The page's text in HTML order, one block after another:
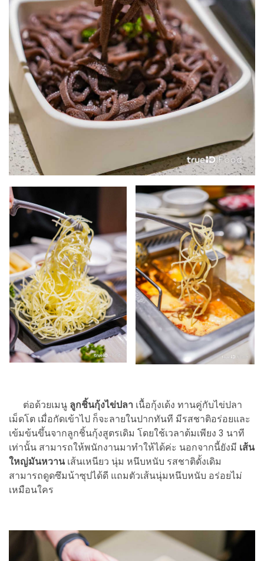
ต่อด้วยเมนู ลูกชิ้นกุ้งไข่ปลา เนื้อกุ้งเด้ง ทานคู่กับไข่ปลา
เม็ดโต เมื่อกัดเข้าไป ก็จะลายในปากทันที มีรสชาติอร่อยและ
เข้มข้นขึ้นจากลูกชิ้นกุ้งสูตรเดิม โดยใช้เวลาต้มเพียง 3 นาที
เท่านั้น สามารถให้พนักงานมาทำให้ได้ค่ะ นอกจากนี้ยังมี เส้น
ใหญ่มันหวานเส้นเหนียว นุ่ม หนึบหนับ รสชาติดั้งเดิม
สามารถดูดซึมน้าซุปได้ดี แถมตัวเส้นนุ่มหนึบหนับ อร่อยไม่
เหมือนใคร